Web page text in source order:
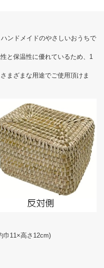
ンドメイドのやさしいおうちで
と保温性に優れているため、1
まざまな用途でご使用頂けま
巾11×高さ12cm)